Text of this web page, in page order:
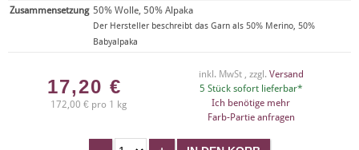
Zusammensetzung 50% Wolle, 50% Alpaka
Der Hersteller beschreibt das Garn als 50% Merino, 50%
Babyalpaka
17,20 €
172,00 € pro 1 kg
inkl. MwSt , zzgl. Versand
5 Stück sofort lieferbar*
Ich benötige mehr
Farb-Partie anfragen